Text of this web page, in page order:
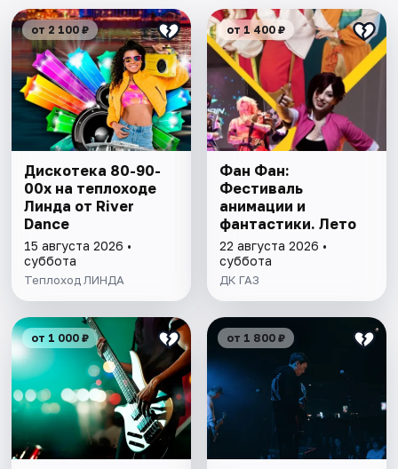
от 2 100 ₽
Дискотека 80-90-
00х на теплоходе
Линда от River
Dance
15 августа 2026 •
суббота
Теплоход ЛИНДА
от 1 400 ₽
Фан Фан:
Фестиваль
анимации и
фантастики. Лето
22 августа 2026 •
суббота
ДК ГАЗ
от 1 000 ₽ от 1 800 ₽